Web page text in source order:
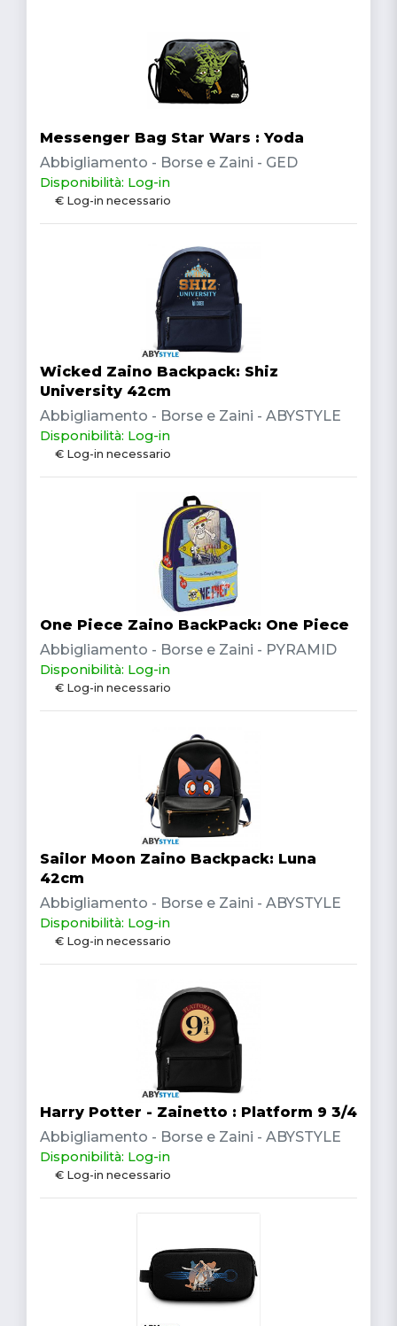
Messenger Bag Star Wars : Yoda
Abbigliamento - Borse e Zaini - GED
Disponibilità: Log-in
€ Log-in necessario
Wicked Zaino Backpack: Shiz
University 42cm
Abbigliamento - Borse e Zaini - ABYSTYLE
Disponibilità: Log-in
€ Log-in necessario
One Piece Zaino BackPack: One Piece
Abbigliamento - Borse e Zaini - PYRAMID
Disponibilità: Log-in
€ Log-in necessario
Sailor Moon Zaino Backpack: Luna
42cm
Abbigliamento - Borse e Zaini - ABYSTYLE
Disponibilità: Log-in
€ Log-in necessario
Harry Potter - Zainetto : Platform 9 3/4
Abbigliamento - Borse e Zaini - ABYSTYLE
Disponibilità: Log-in
€ Log-in necessario